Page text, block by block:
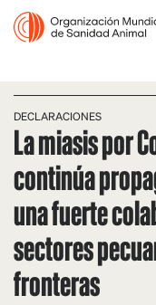
DECLARACIONES
La miasis por
continúa
una fuerte
sectores
fronteras